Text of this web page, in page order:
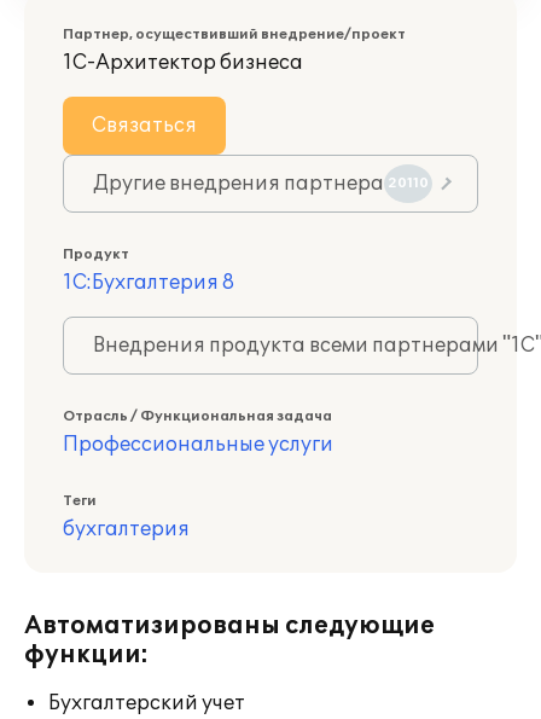
Партнер, осуществивший внедрение/проект
1С-Архитектор бизнеса
Связаться
Другие внедрения партнера 20110
Продукт
1С:Бухгалтерия 8
Внедрения продукта всеми партнерами
Отрасль / Функциональная задача
Профессиональные услуги
Теги
бухгалтерия
Автоматизированы следующие
функции:
Бухгалтерский учет